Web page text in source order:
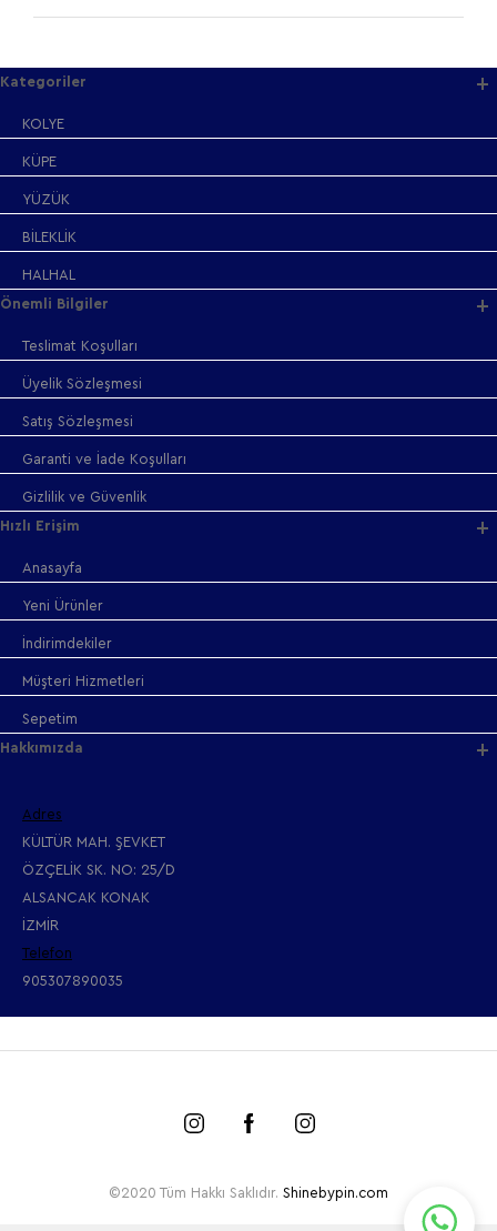
Kategoriler
KOLYE
KÜPE
YÜZÜK
BİLEKLİK
HALHAL
Önemli Bilgiler
Teslimat Koşulları
Üyelik Sözleşmesi
Satış Sözleşmesi
Garanti ve İade Koşulları
Gizlilik ve Güvenlik
Hızlı Erişim
Anasayfa
Yeni Ürünler
İndirimdekiler
Müşteri Hizmetleri
Sepetim
Hakkımızda
Adres
KÜLTÜR MAH. ŞEVKET
ÖZÇELİK SK. NO: 25/D
ALSANCAK KONAK
İZMİR
Telefon
905307890035
©2020 Tüm Hakkı Saklıdır. Shinebypin.com